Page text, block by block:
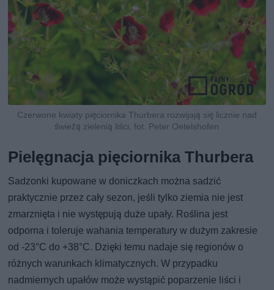
Czerwone kwiaty pięciornika Thurbera rozwijają się licznie nad
świeżą zielenią liści, fot. Peter Oetelshofen
Pielęgnacja pięciornika Thurbera
Sadzonki kupowane w doniczkach można sadzić
praktycznie przez cały sezon, jeśli tylko ziemia nie jest
zmarznięta i nie występują duże upały. Roślina jest
odporna i toleruje wahania temperatury w dużym zakresie
od -23°C do +38°C. Dzięki temu nadaje się regionów o
różnych warunkach klimatycznych. W przypadku
nadmiernych upałów może wystąpić poparzenie liści i